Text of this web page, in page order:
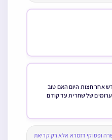
אחר חצות היום האם טוב
של שחרית עד קודם
ופסוקי דזמרא אלא רק קריאת